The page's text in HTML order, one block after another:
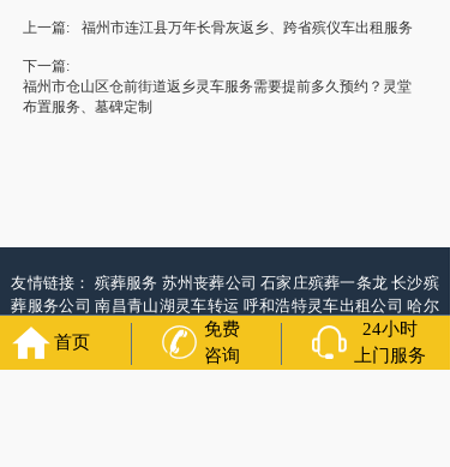
上一篇: 福州市连江县万年长骨灰返乡、跨省殡仪车出租服务
下一篇:
福州市仓山区仓前街道返乡灵车服务需要提前多久预约？灵堂
布置服务、墓碑定制
友情链接： 殡葬服务 苏州丧葬公司石家庄殡葬一条龙长沙殡
葬服务公司南昌青山湖灵车转运 呼和浩特灵车出租公司哈尔
滨道里区丧葬用品
西宁城东区白事服务
潍坊奎文区殡仪馆服
务乳山寿衣店铺 杭州上城区灵堂布置 沈阳浑南区殡葬平台中
国墓地网中国非急救转运网网站建设中国殡葬一条龙网中国
首页
免费
咨询
24小时
上门服务